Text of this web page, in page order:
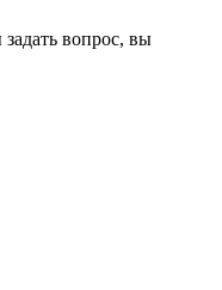
вопрос, вы